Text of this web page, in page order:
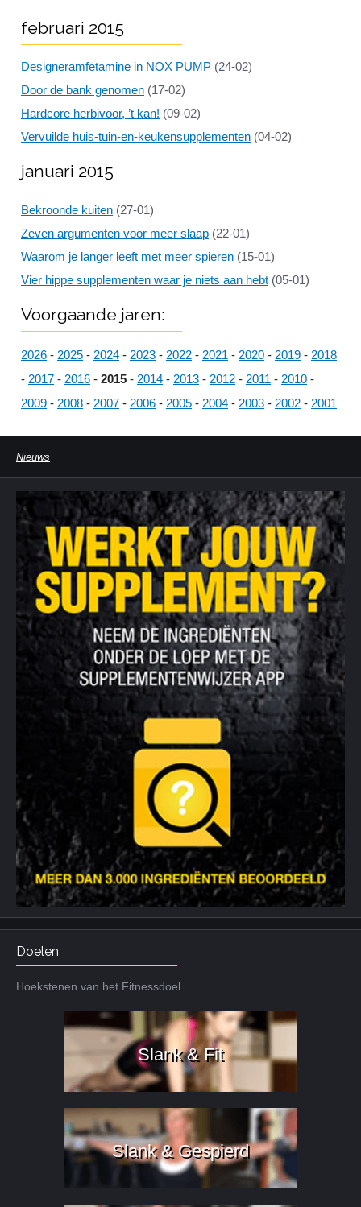
februari 2015
Designeramfetamine in NOX PUMP (24-02)
Door de bank genomen (17-02)
Hardcore herbivoor, ’t kan! (09-02)
Vervuilde huis-tuin-en-keukensupplementen (04-02)
januari 2015
Bekroonde kuiten (27-01)
Zeven argumenten voor meer slaap (22-01)
Waarom je langer leeft met meer spieren (15-01)
Vier hippe supplementen waar je niets aan hebt (05-01)
Voorgaande jaren:
2026 - 2025 - 2024 - 2023 - 2022 - 2021 - 2020 - 2019 - 2018
- 2017 - 2016 - 2015 - 2014 - 2013 - 2012 - 2011 - 2010 -
2009 - 2008 - 2007 - 2006 - 2005 - 2004 - 2003 - 2002 - 2001
Nieuws
Doelen
Hoekstenen van het Fitnessdoel
Slank & Fit
Slank & Gespierd